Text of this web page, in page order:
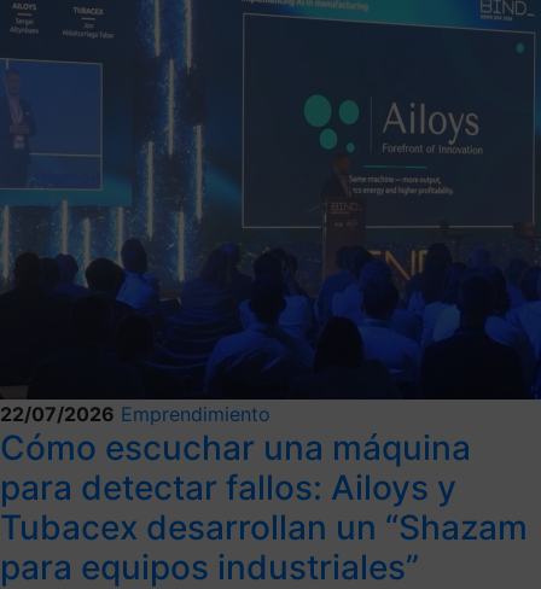
22/07/2026 Emprendimiento
Cómo escuchar una máquina
para detectar fallos: Ailoys y
Tubacex desarrollan un “Shazam
para equipos industriales”